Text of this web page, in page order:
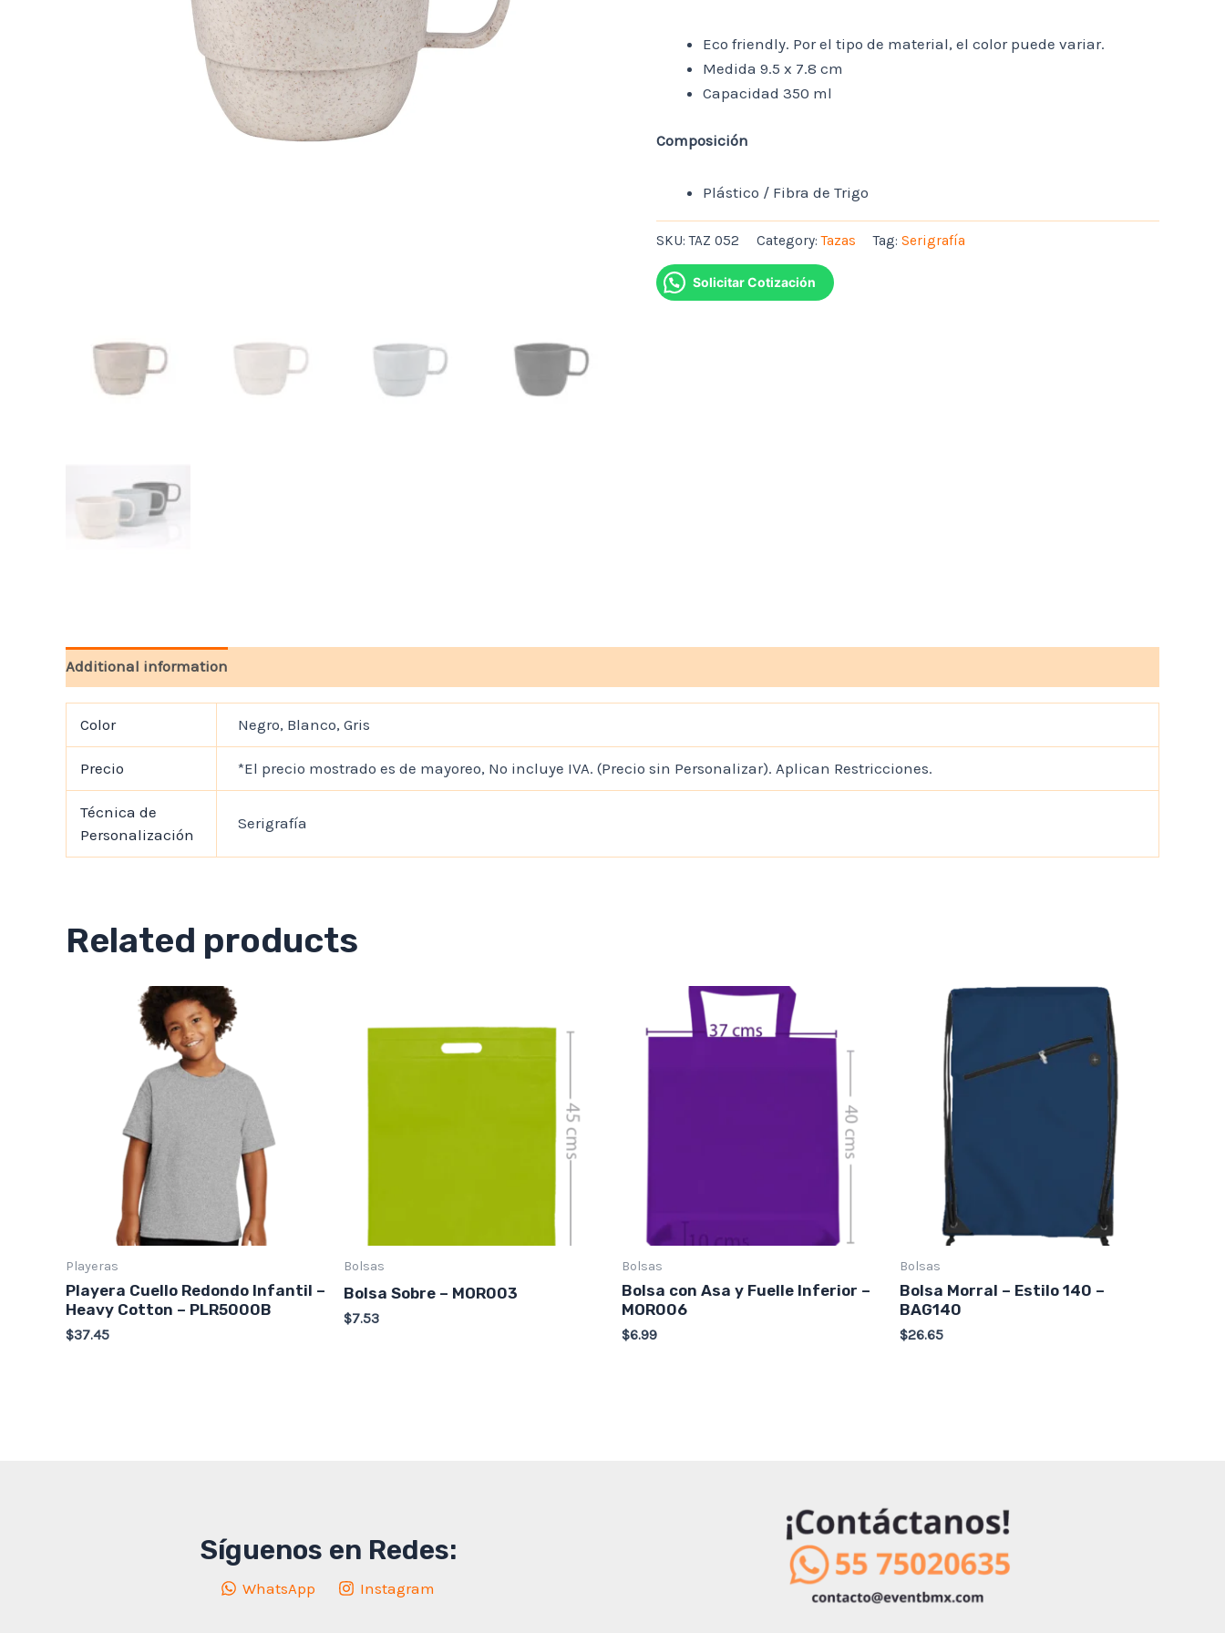
Eco friendly. Por el tipo de material, el color puede variar.
Medida 9.5 x 7.8 cm
Capacidad 350 ml
Composición
Plástico / Fibra de Trigo
SKU:TAZ 052 Category:Tazas Tag: Serigrafía
Solicitar Cotización
Additional information
Color Negro, Blanco, Gris
Precio *El precio mostrado es de mayoreo, No incluye IVA. (Precio sin Personalizar). Aplican Restricciones.
Técnica de
Personalización
Serigrafía
Related products
Playeras
Playera Cuello Redondo Infantil –
Heavy Cotton – PLR5000B
$37.45
Bolsas
Bolsa Sobre – MOR003
$7.53
Bolsas
Bolsa con Asa y Fuelle Inferior –
MOR006
$6.99
Bolsas
Bolsa Morral – Estilo 140 –
BAG140
$26.65
Síguenos en Redes:
WhatsApp Instagram